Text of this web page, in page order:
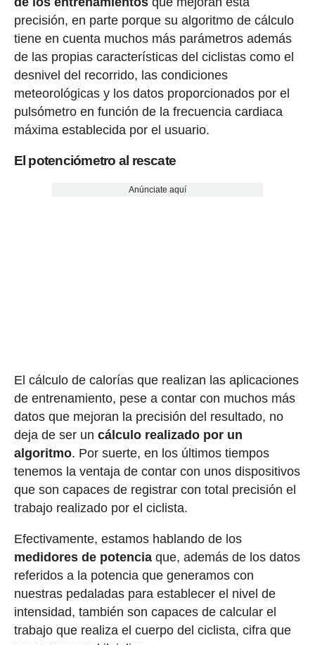
precisión, en parte porque su algoritmo de cálculo
tiene en cuenta muchos más parámetros además
de las propias características del ciclistas como el
desnivel del recorrido, las condiciones
meteorológicas y los datos proporcionados por el
pulsómetro en función de la frecuencia cardiaca
máxima establecida por el usuario.
El potenciómetro al rescate
Anúnciate aquí
El cálculo de calorías que realizan las aplicaciones
de entrenamiento, pese a contar con muchos más
datos que mejoran la precisión del resultado, no
deja de ser un cálculo realizado por un
algoritmo. Por suerte, en los últimos tiempos
tenemos la ventaja de contar con unos dispositivos
que son capaces de registrar con total precisión el
trabajo realizado por el ciclista.
Efectivamente, estamos hablando de los
medidores de potenciaque, además de los datos
referidos a la potencia que generamos con
nuestras pedaladas para establecer el nivel de
intensidad, también son capaces de calcular el
trabajo que realiza el cuerpo del ciclista, cifra que